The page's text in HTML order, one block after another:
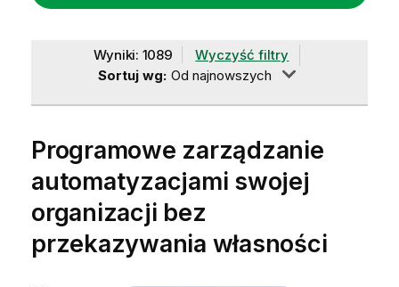
Wyniki: 1089
Wyczyść filtry
Sortuj wg: Od najnowszych
Programowe zarządzanie
automatyzacjami swojej
organizacji bez
przekazywania własności